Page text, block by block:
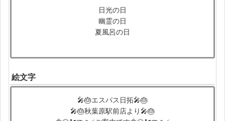
日光の日
幽霊の日
夏風呂の日
絵文字
🎤🎂エスパス日拓🎤🎂
🎤🎂秋葉原駅前店より🎤🎂